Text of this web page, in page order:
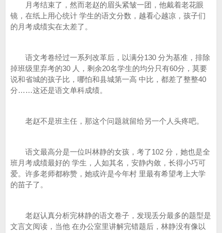
月考结束了，然而老赵的眉头紧皱一团，他戴着老花眼
镜，在纸上用心统计 学生的语文分数，越看心越凉，孩子们
的月考成绩实在太差了。
语文考卷经过一系列改革后，以满分130 分为基准，排除
掉班级里弃考的30 人，剩余20名学生的均分只有60分，莫要
说和省城的孩子比，哪怕和县城第一高 中比，都差了整整40
分……这还是语文单科成绩。
老赵不是班主任，那这个问题就留给另一个人头疼吧。
语文最高分是一位叫林静的女孩，考了102 分，她也是全
班月考成绩最好的 学生，人如其名，安静内敛，长得小巧可
爱。许多老师都称赞，她或许是今年村 里最有希望考上大学
的苗子了。
老赵认真分析完林静的语文卷子，发现丢分最多的题型是
文言文阅读，当他 在办公室里讲解完错题后，林静没有像以